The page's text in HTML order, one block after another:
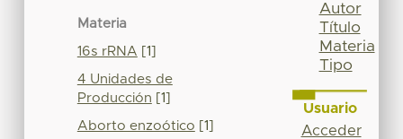
Materia
16s rRNA [1]
4 Unidades de
Producción [1]
Aborto enzoótico [1]
Autor
Título
Materia
Tipo
Usuario
Acceder